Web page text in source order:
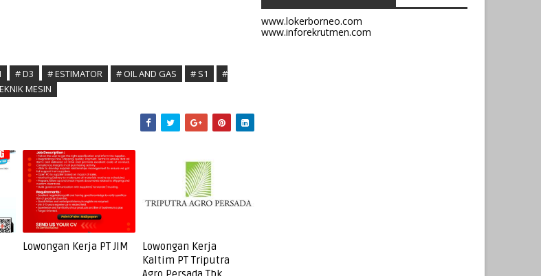
# D3 # ESTIMATOR # OIL AND GAS # S1
#
MESIN
Lowongan Kerja PT JIM
Lowongan Kerja
Kaltim PT Triputra
www.lokerborneo.com
www.inforekrutmen.com